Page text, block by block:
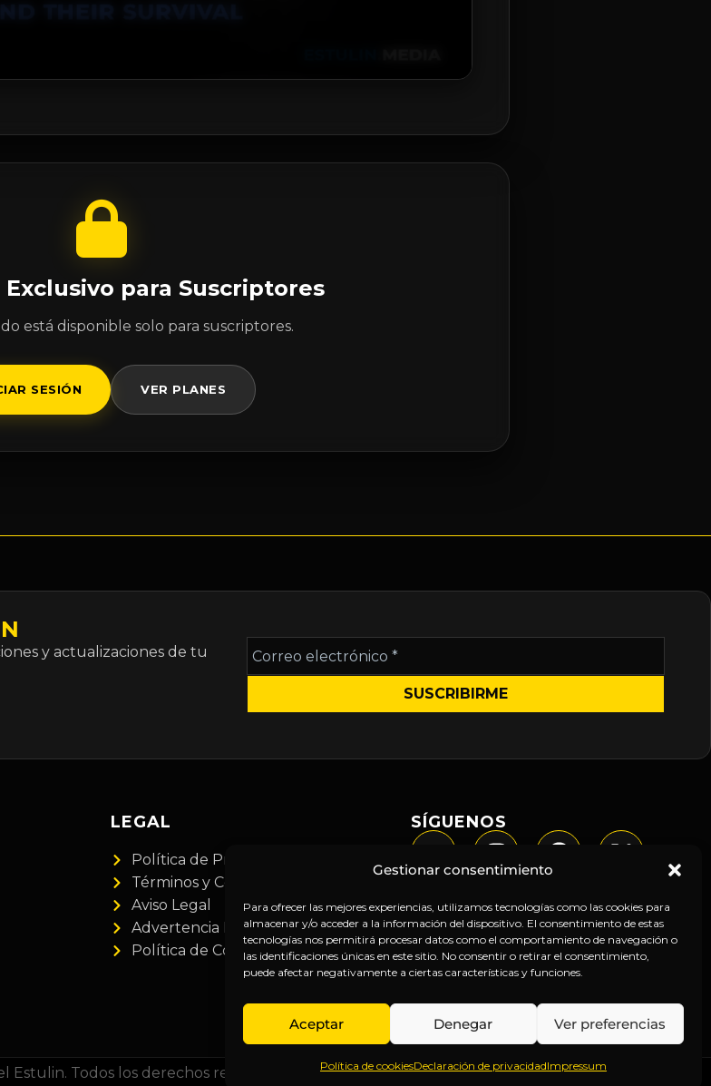
Gestionar consentimiento
Para ofrecer las mejores experiencias, utilizamos tecnologías como las cookies para
almacenar y/o acceder a la información del dispositivo. El consentimiento de estas
tecnologías nos permitirá procesar datos como el comportamiento de navegación o
las identificaciones únicas en este sitio. No consentir o retirar el consentimiento,
puede afectar negativamente a ciertas características y funciones.
Aceptar Denegar Ver preferencias
Política de cookiesDeclaración de privacidadImpressum
para Suscriptores
está disponible solo para suscriptores.
SESIÓN VER PLANES
y actualizaciones de tu
Correo
electrónico
*
LEGAL
Política de Privacidad
Términos y Condiciones
Aviso Legal
Advertencia Financiera
Política de Cookies
SÍGUENOS
Estulin. Todos los derechos reservados.